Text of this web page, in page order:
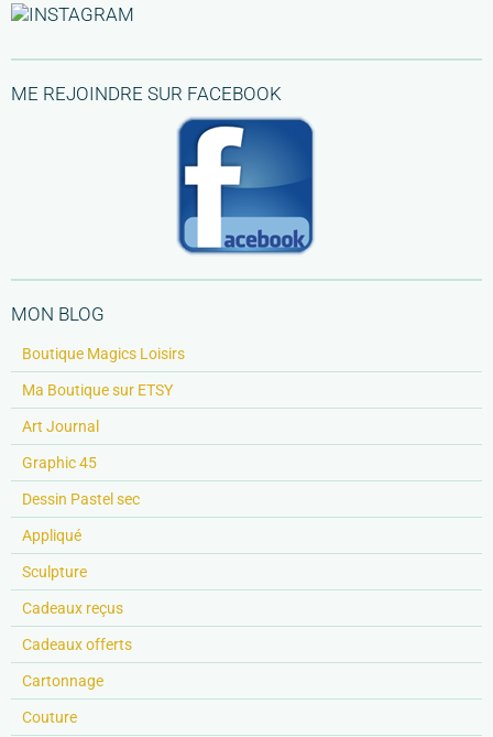
ME REJOINDRE SUR FACEBOOK
MON BLOG
Boutique Magics Loisirs
Ma Boutique sur ETSY
Art Journal
Graphic 45
Dessin Pastel sec
Appliqué
Sculpture
Cadeaux reçus
Cadeaux offerts
Cartonnage
Couture